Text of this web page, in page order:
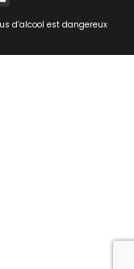
d’alcool est dangereux